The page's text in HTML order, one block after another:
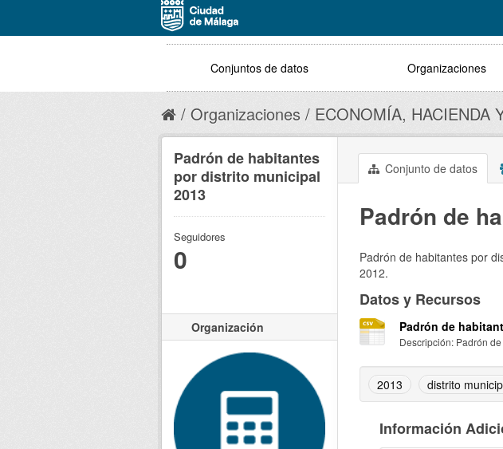
Conjuntos de datos Organizaciones
Organizaciones ECONOMÍA, HACIENDA
Conjunto de datos
Padrón de
Padrón de habitantes por
2012.
Datos y Recursos
Padrón de
Descripción: Padrón
2013 distrito
Información
Padrón de habitantes
por distrito municipal
2013
Seguidores
0
Organización